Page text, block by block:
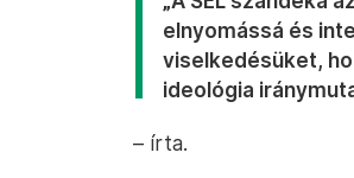
elnyomássá és
viselkedésüket,
ideológia
– írta.